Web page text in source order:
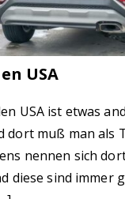
USA
USA ist etwas
dort muß man als
nennen sich
diese sind immer